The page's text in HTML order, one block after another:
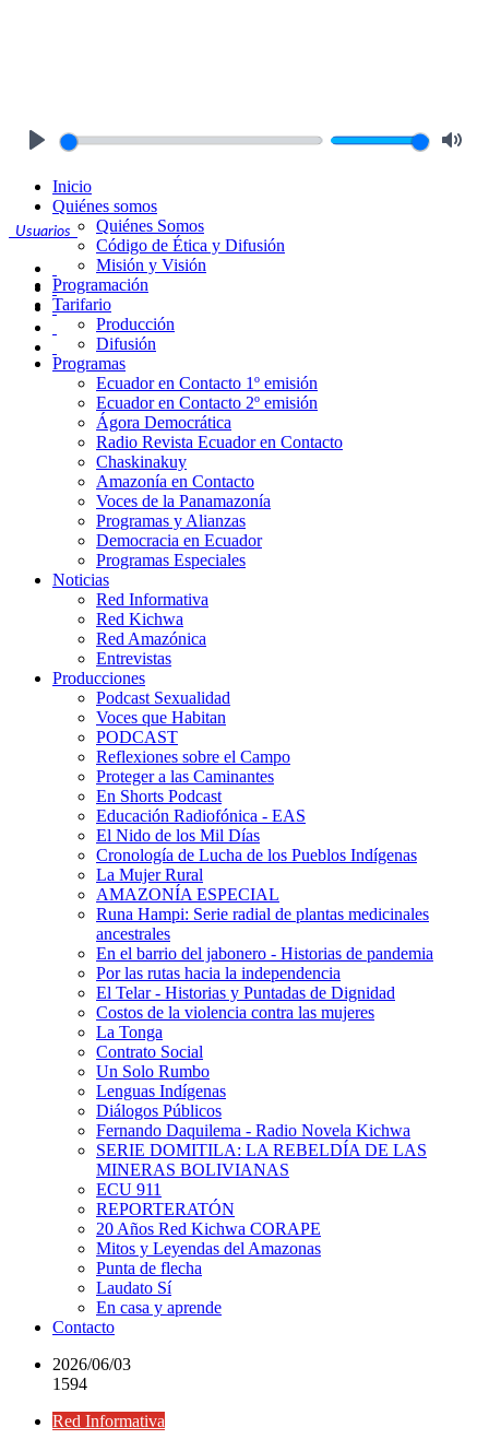
Usuarios
Inicio
Quiénes somos
Quiénes Somos
Código de Ética y Difusión
Misión y Visión
Programación
Tarifario
Producción
Difusión
Programas
Ecuador en Contacto 1º emisión
Ecuador en Contacto 2º emisión
Ágora Democrática
Radio Revista Ecuador en Contacto
Chaskinakuy
Amazonía en Contacto
Voces de la Panamazonía
Programas y Alianzas
Democracia en Ecuador
Programas Especiales
Noticias
Red Informativa
Red Kichwa
Red Amazónica
Entrevistas
Producciones
Podcast Sexualidad
Voces que Habitan
PODCAST
Reflexiones sobre el Campo
Proteger a las Caminantes
En Shorts Podcast
Educación Radiofónica - EAS
El Nido de los Mil Días
Cronología de Lucha de los Pueblos Indígenas
La Mujer Rural
AMAZONÍA ESPECIAL
Runa Hampi: Serie radial de plantas medicinales
ancestrales
En el barrio del jabonero - Historias de pandemia
Por las rutas hacia la independencia
El Telar - Historias y Puntadas de Dignidad
Costos de la violencia contra las mujeres
La Tonga
Contrato Social
Un Solo Rumbo
Lenguas Indígenas
Diálogos Públicos
Fernando Daquilema - Radio Novela Kichwa
SERIE DOMITILA: LA REBELDÍA DE LAS
MINERAS BOLIVIANAS
ECU 911
REPORTERATÓN
20 Años Red Kichwa CORAPE
Mitos y Leyendas del Amazonas
Punta de flecha
Laudato Sí
En casa y aprende
Contacto
2026/06/03
1594
Red Informativa